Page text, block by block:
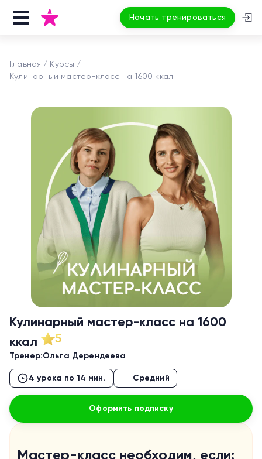
Начать тренироваться
Главная
Курсы
Кулинарный мастер-класс на 1600 ккал
Кулинарный мастер-класс на 1600
ккал
5
Тренер:Ольга Дерендеева
4 урока по 14 мин. Средний
Оформить подписку
Мастер-класс необходим, если: